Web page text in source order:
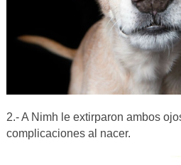
2.- A Nimh le extirparon ambos
complicaciones al nacer.